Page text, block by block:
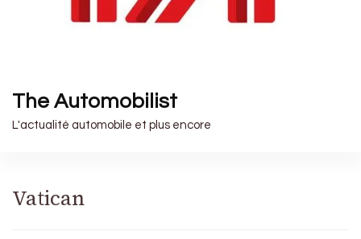
The Automobilist
L'actualité automobile et plus encore
Vatican